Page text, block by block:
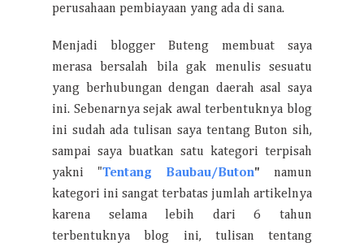
perusahaan pembiayaan yang ada di sana.
Menjadi blogger Buteng membuat saya
merasa bersalah bila gak menulis sesuatu
yang berhubungan dengan daerah asal saya
ini. Sebenarnya sejak awal terbentuknya blog
ini sudah ada tulisan saya tentang Buton sih,
sampai saya buatkan satu kategori terpisah
yakni "Tentang Baubau/Buton" namun
kategori ini sangat terbatas jumlah artikelnya
karena selama lebih dari 6 tahun
terbentuknya blog ini, tulisan tentang